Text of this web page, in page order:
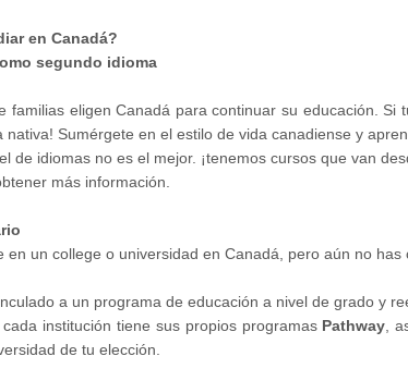
en Canadá?
segundo idioma
familias eligen Canadá para continuar su educación.
nativa! Sumérgete en el estilo de vida canadiense y
de idiomas no es el mejor. ¡tenemos cursos que van
más información.
en un college o universidad en Canadá, pero aún no
a un programa de educación a nivel de grado y
institución tiene sus propios programas Pathway,
de tu elección.